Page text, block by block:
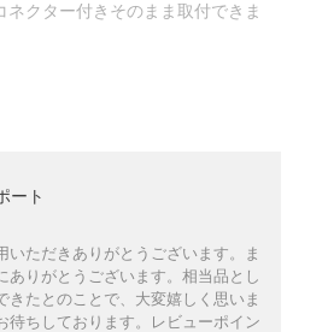
ネクター付きそのまま取付できま
ート
いただきありがとうございます。ま
ありがとうございます。相当品とし
きたとのことで、大変嬉しく思いま
待ちしております。レビューポイン